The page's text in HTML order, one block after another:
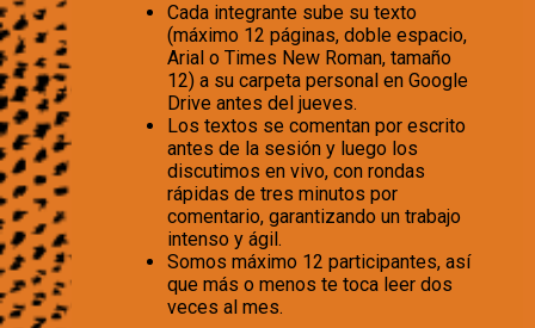
Cada integrante sube su texto
(máximo 12 páginas, doble espacio,
Arial o Times New Roman, tamaño
12) a su carpeta personal en Google
Drive antes del jueves.
Los textos se comentan por escrito
antes de la sesión y luego los
discutimos en vivo, con rondas
rápidas de tres minutos por
comentario, garantizando un trabajo
intenso y ágil.
Somos máximo 12 participantes, así
que más o menos te toca leer dos
veces al mes.